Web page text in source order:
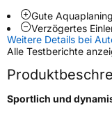
Effizienz
NasshaftungB
Rollgeräusch (Klasse)
Rollgeräusch (dB)
Gute
Verzögertes
Weitere Details bei
Alle Testberichte
Sportlich und